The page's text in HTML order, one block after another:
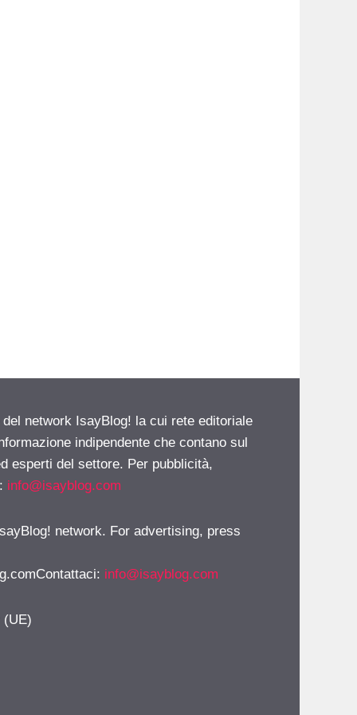
del network IsayBlog! la cui rete editoriale
indipendente che contano sul
esperti del settore. Per pubblicità,
info@isayblog.com
network. For advertising, press
: info@isayblog.com
(UE)